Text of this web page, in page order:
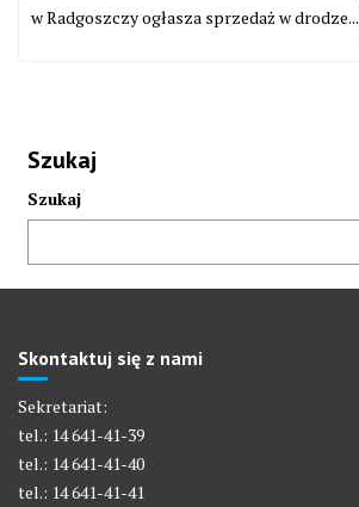
w Radgoszczy ogłasza sprzedaż w drodze...
Szukaj
Szukaj
Skontaktuj się z nami
Sekretariat:
tel.: 14 641-41-39
tel.: 14 641-41-40
tel.: 14 641-41-41